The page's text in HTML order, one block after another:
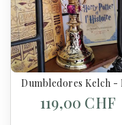
Dumbledores Kelch
119,00 CHF